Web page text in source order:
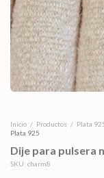
Inicio / Productos / Plata
Plata 925
Dije para pulsera
SKU: charm8